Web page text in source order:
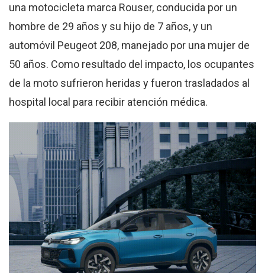
una motocicleta marca Rouser, conducida por un
hombre de 29 años y su hijo de 7 años, y un
automóvil Peugeot 208, manejado por una mujer de
50 años. Como resultado del impacto, los ocupantes
de la moto sufrieron heridas y fueron trasladados al
hospital local para recibir atención médica.